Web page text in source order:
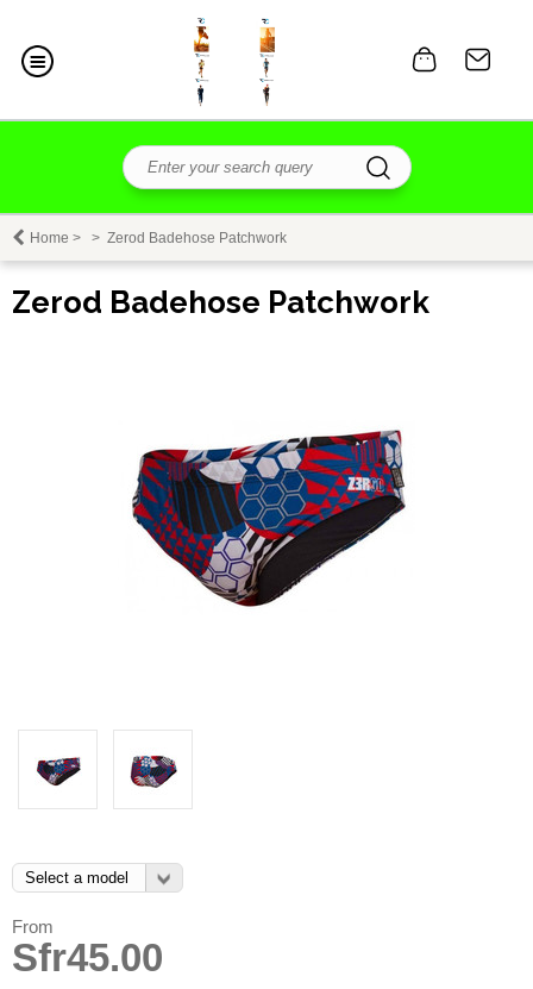
Home > > Zerod Badehose Patchwork
Zerod Badehose Patchwork
From
Sfr45.00